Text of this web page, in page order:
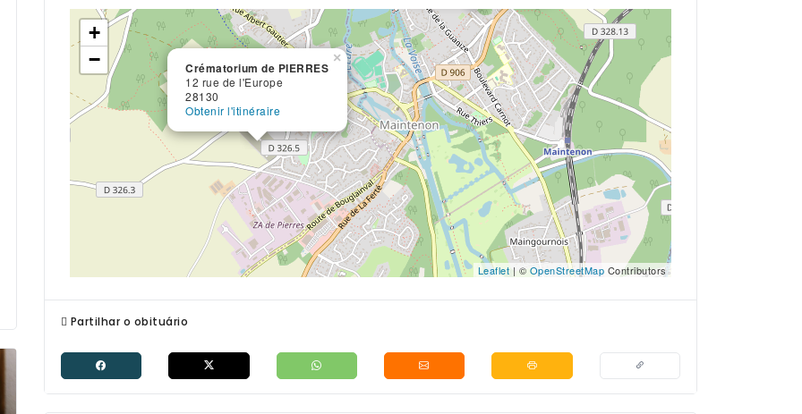
Crématorium de PIERRES
12 rue de l'Europe
28130
Obtenir l'itinéraire
×
+
−
Leaflet | © OpenStreetMap Contributors
Partilhar o obituário